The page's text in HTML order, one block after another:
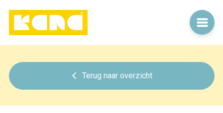
Terug naar overzicht